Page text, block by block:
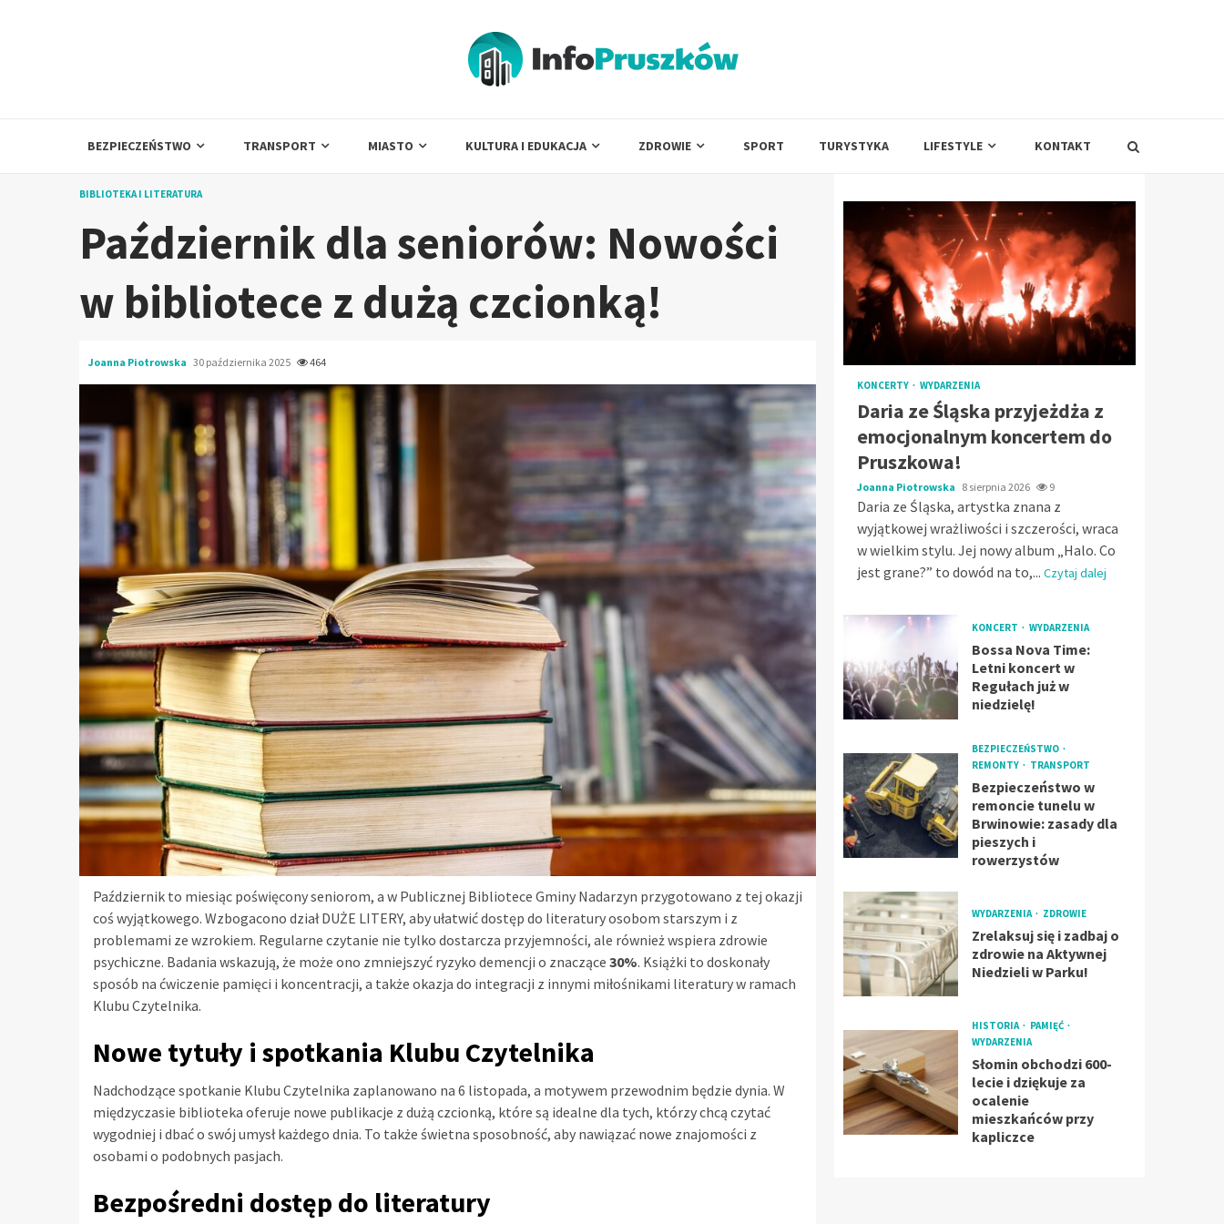
BEZPIECZEŃSTWO TRANSPORT MIASTO KULTURA I EDUKACJA ZDROWIE SPORT TURYSTYKA LIFESTYLE KONTAKT
BIBLIOTEKA I LITERATURA
Październik dla seniorów: Nowości
w bibliotece z dużą czcionką!
Joanna Piotrowska 30 października 2025 464
Październik to miesiąc poświęcony seniorom, a w Publicznej Bibliotece Gminy Nadarzyn przygotowano z tej okazji
coś wyjątkowego. Wzbogacono dział DUŻE LITERY, aby ułatwić dostęp do literatury osobom starszym i z
problemami ze wzrokiem. Regularne czytanie nie tylko dostarcza przyjemności, ale również wspiera zdrowie
psychiczne. Badania wskazują, że może ono zmniejszyć ryzyko demencji o znaczące 30%. Książki to doskonały
sposób na ćwiczenie pamięci i koncentracji, a także okazja do integracji z innymi miłośnikami literatury w ramach
Klubu Czytelnika.
Nowe tytuły i spotkania Klubu Czytelnika
Nadchodzące spotkanie Klubu Czytelnika zaplanowano na 6 listopada, a motywem przewodnim będzie dynia. W
międzyczasie biblioteka oferuje nowe publikacje z dużą czcionką, które są idealne dla tych, którzy chcą czytać
wygodniej i dbać o swój umysł każdego dnia. To także świetna sposobność, aby nawiązać nowe znajomości z
osobami o podobnych pasjach.
Bezpośredni dostęp do literatury
KONCERTY WYDARZENIA
Daria ze Śląska przyjeżdża z
emocjonalnym koncertem do
Pruszkowa!
Joanna Piotrowska 8 sierpnia 2026 9
Daria ze Śląska, artystka znana z
wyjątkowej wrażliwości i szczerości, wraca
w wielkim stylu. Jej nowy album „Halo. Co
jest grane?” to dowód na to,... Czytaj dalej
KONCERT WYDARZENIA
Bossa Nova Time:
Letni koncert w
Regułach już w
niedzielę!
BEZPIECZEŃSTWO
REMONTY
TRANSPORT
Bezpieczeństwo w
remoncie tunelu w
Brwinowie: zasady dla
pieszych i
rowerzystów
WYDARZENIA ZDROWIE
Zrelaksuj się i zadbaj o
zdrowie na Aktywnej
Niedzieli w Parku!
HISTORIA
PAMIĘĆ
WYDARZENIA
Słomin obchodzi 600-
lecie i dziękuje za
ocalenie
mieszkańców przy
kapliczce